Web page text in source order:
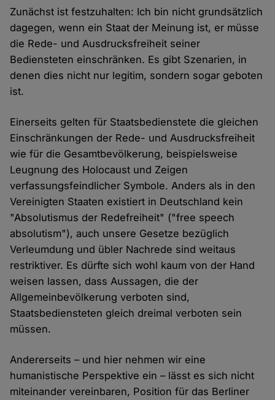
Zunächst ist festzuhalten: Ich bin nicht grundsätzlich
dagegen, wenn ein Staat der Meinung ist, er müsse
die Rede- und Ausdrucksfreiheit seiner
Bediensteten einschränken. Es gibt Szenarien, in
denen dies nicht nur legitim, sondern sogar geboten
ist.
Einerseits gelten für Staatsbedienstete die gleichen
Einschränkungen der Rede- und Ausdrucksfreiheit
wie für die Gesamtbevölkerung, beispielsweise
Leugnung des Holocaust und Zeigen
verfassungsfeindlicher Symbole. Anders als in den
Vereinigten Staaten existiert in Deutschland kein
"Absolutismus der Redefreiheit" ("free speech
absolutism"), auch unsere Gesetze bezüglich
Verleumdung und übler Nachrede sind weitaus
restriktiver. Es dürfte sich wohl kaum von der Hand
weisen lassen, dass Aussagen, die der
Allgemeinbevölkerung verboten sind,
Staatsbediensteten gleich dreimal verboten sein
müssen.
Andererseits – und hier nehmen wir eine
humanistische Perspektive ein – lässt es sich nicht
miteinander vereinbaren, Position für das Berliner